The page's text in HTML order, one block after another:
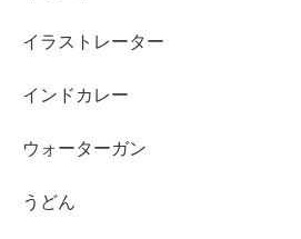
イラストレーター
インドカレー
ウォーターガン
うどん